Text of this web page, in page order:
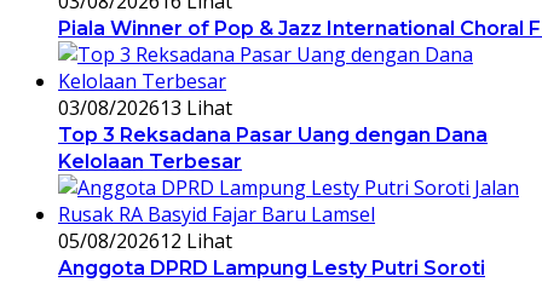
Piala Winner of Pop & Jazz International Choral
03/08/202613 Lihat
Top 3 Reksadana Pasar Uang dengan Dana
Kelolaan Terbesar
05/08/202612 Lihat
Anggota DPRD Lampung Lesty Putri Soroti